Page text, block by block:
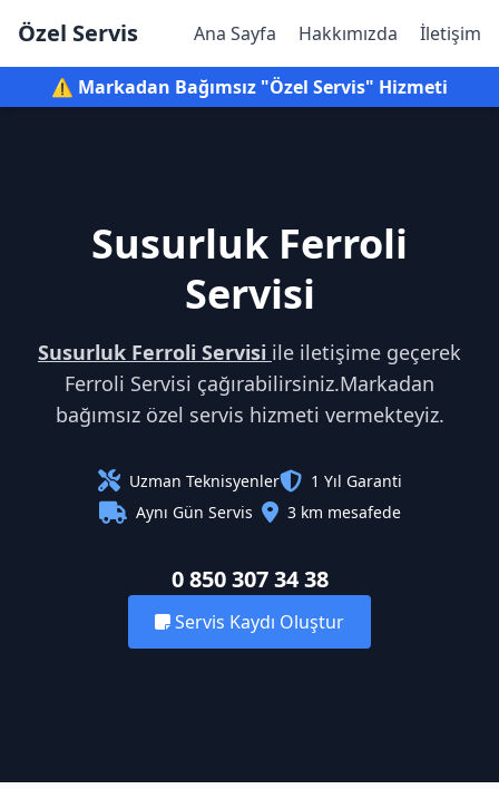
Özel Servis Ana Sayfa Hakkımızda İletişim
⚠️ Markadan Bağımsız "Özel Servis" Hizmeti
Susurluk Ferroli
Servisi
Susurluk Ferroli Servisi ile iletişime geçerek
Ferroli Servisi çağırabilirsiniz.Markadan
bağımsız özel servis hizmeti vermekteyiz.
Uzman Teknisyenler
1 Yıl Garanti
Aynı Gün Servis
3 km mesafede
0 850 307 34 38
Servis Kaydı Oluştur